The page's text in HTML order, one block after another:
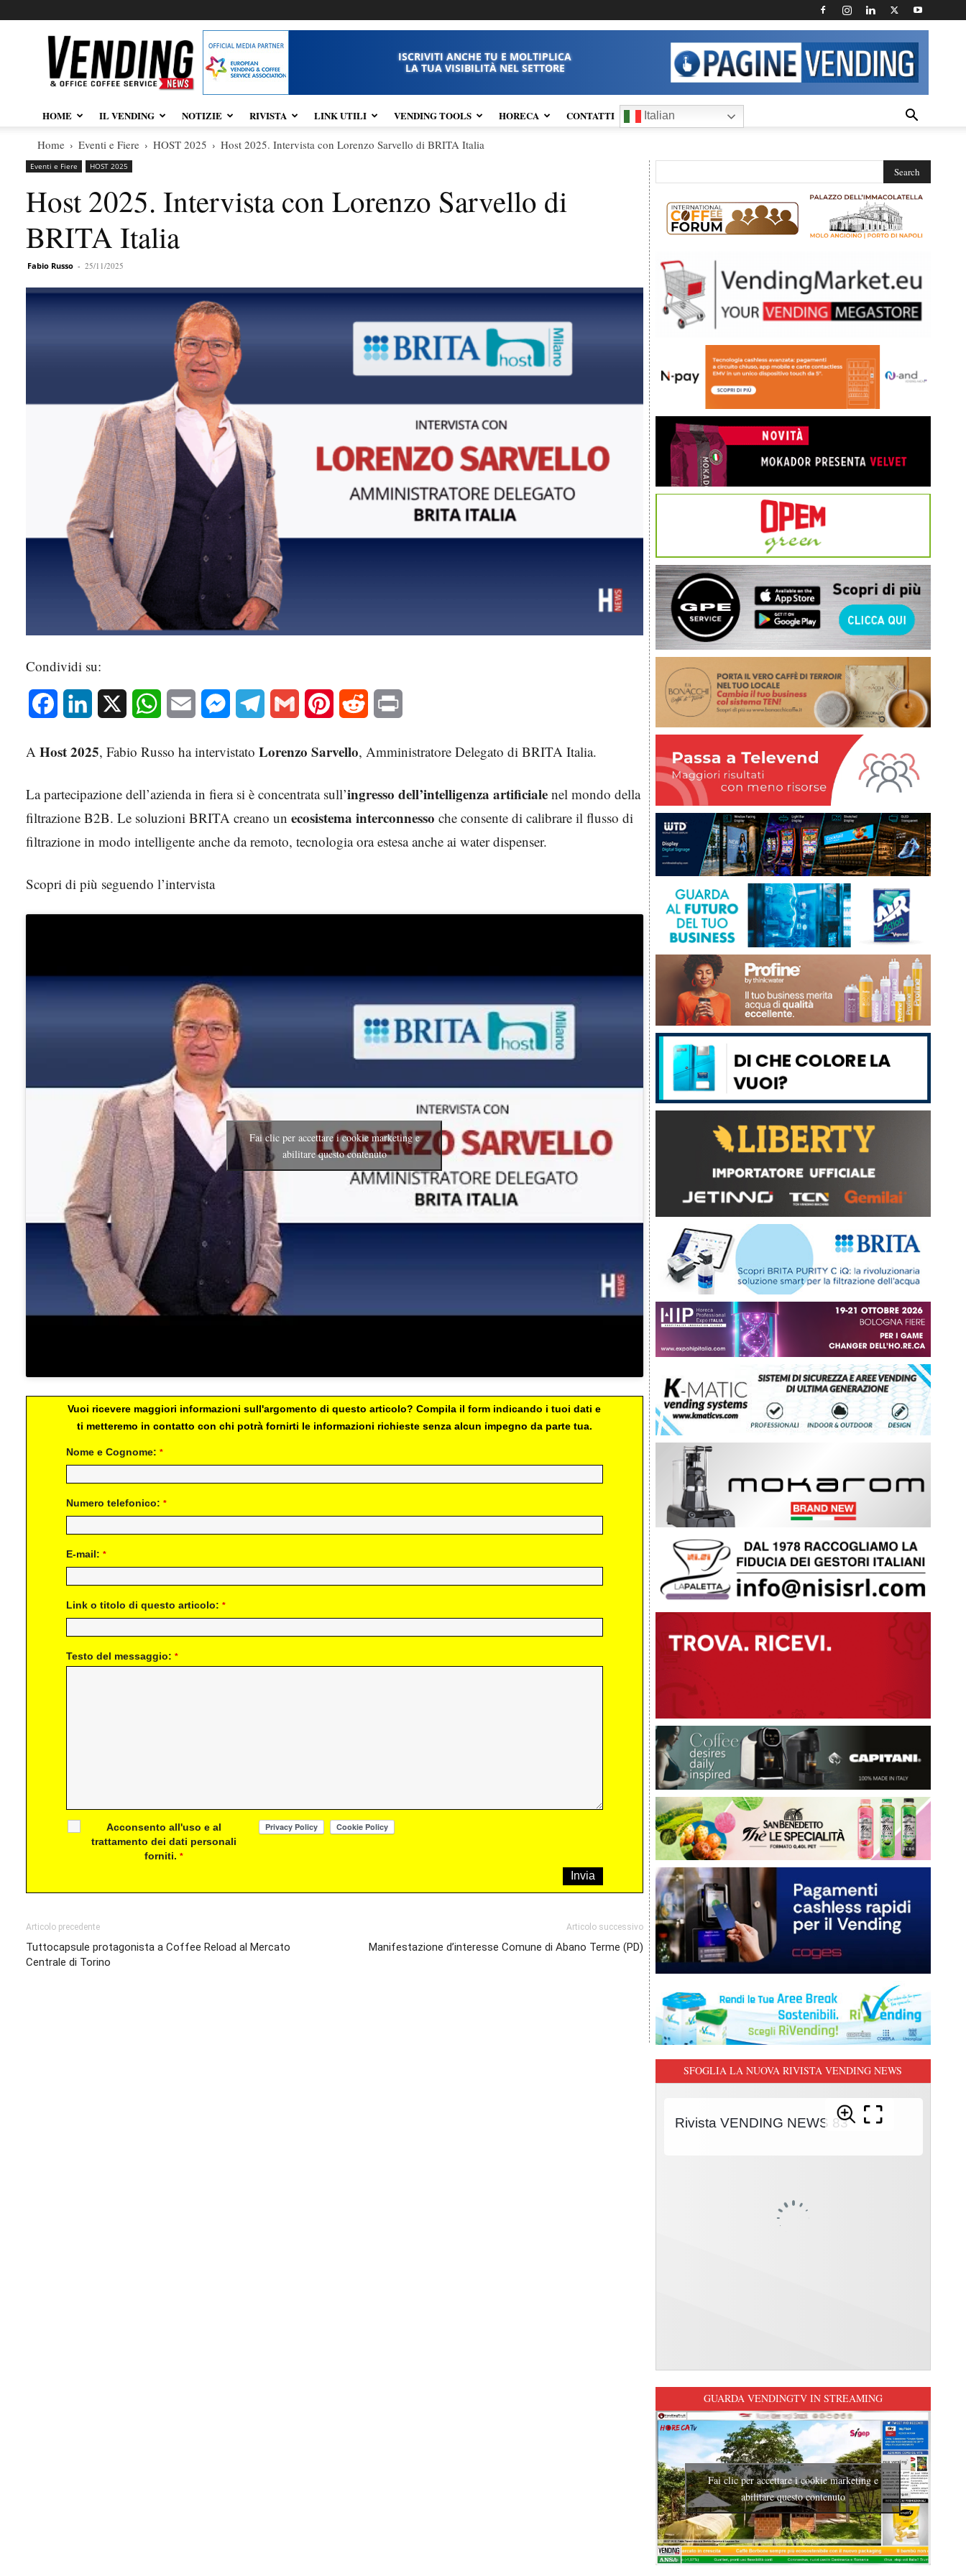
Vendingnews.it
ISCRIVITI ANCHE TU E MOLTIPLICA
LA TUA VISIBILITÀ NEL SETTORE
HOME IL VENDING NOTIZIE RIVISTA LINK UTILI VENDING TOOLS HORECA CONTATTI Italian
Home Eventi e Fiere HOST 2025 Host 2025. Intervista con Lorenzo Sarvello di BRITA Italia
Eventi e Fiere HOST 2025
Host 2025. Intervista con Lorenzo Sarvello di
BRITA Italia
Fabio Russo - 25/11/2025
Condividi su:
Facebook LinkedIn WhatsAppEmail MessengerTelegram Gmail Pinterest Reddit
A Host 2025, Fabio Russo ha intervistato Lorenzo Sarvello, Amministratore Delegato di BRITA Italia.
La partecipazione dell’azienda in fiera si è concentrata sull’ingresso dell’intelligenza artificiale nel mondo della
filtrazione B2B. Le soluzioni BRITA creano un ecosistema interconnesso che consente di calibrare il flusso di
filtrazione in modo intelligente anche da remoto, tecnologia ora estesa anche ai water dispenser.
Scopri di più seguendo l’intervista
Fai clic per accettare i cookie marketing e
abilitare questo contenuto
Vuoi ricevere maggiori informazioni sull'argomento di questo articolo? Compila il form indicando i tuoi dati e
ti metteremo in contatto con chi potrà fornirti le informazioni richieste senza alcun impegno da parte tua.
Nome e Cognome: *
Numero telefonico: *
E-mail: *
Link o titolo di questo articolo: *
Testo del messaggio: *
Acconsento all'uso e al
trattamento dei dati personali
forniti.*
Articolo precedente
Tuttocapsule protagonista a Coffee Reload al Mercato
Centrale di Torino
Articolo successivo
Manifestazione d’interesse Comune di Abano Terme (PD)
SFOGLIA LA NUOVA RIVISTA VENDING NEWS
GUARDA VENDINGTV IN STREAMING
Fai clic per accettare i cookie marketing e
abilitare questo contenuto